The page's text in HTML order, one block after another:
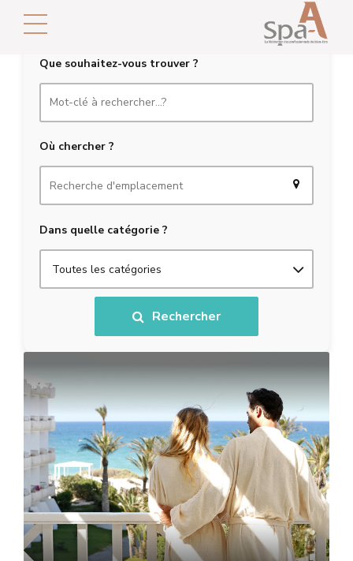
Que souhaitez-vous trouver ?
Où chercher ?
Dans quelle catégorie ?
Toutes les catégories
Rechercher